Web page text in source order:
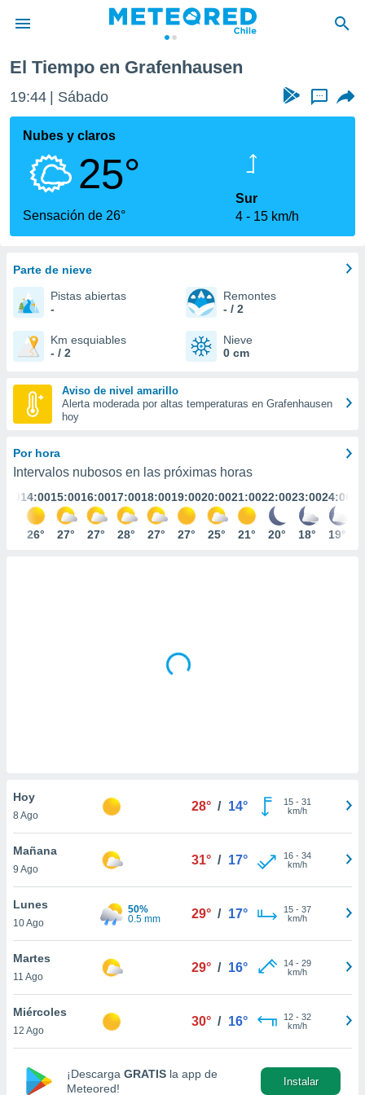
de
por
que se
calidad.
a este
las
y
forma
basada
permite
coste.
botón
a la
nuestra
y
de
cookies
aceptar
ACEPTAR
CONTINUAR
CONFIGURACIÓN
El Tiempo en Grafenhausen
19:44 Sábado ...
Nubes y claros
25°
Sensación de 26°
Sur
4
15 km/h
Parte de nieve
Pistas abiertas
-
Remontes
- / 2
Km esquiables
- / 2
Nieve
0 cm
Aviso de nivel amarillo
Alerta moderada por altas temperaturas en Grafenhausen
hoy
Por hora
Intervalos nubosos en las próximas horas
14:00
26°
15:00
27°
16:00
27°
17:00
28°
18:00
27°
19:00
27°
20:00
25°
21:00
21°
22:00
20°
23:00
18°
24:00
19°
Hoy
8 Ago
28° / 14° 15- 31
km/h
Mañana
9 Ago
31° / 17° 16- 34
km/h
Lunes
10 Ago
50%
0.5 mm
29° / 17° 15- 37
km/h
Martes
11 Ago
29° / 16° 14- 29
km/h
Miércoles
12 Ago
30° / 16° 12- 32
km/h
¡Descarga GRATIS la app de
Meteored!
Instalar